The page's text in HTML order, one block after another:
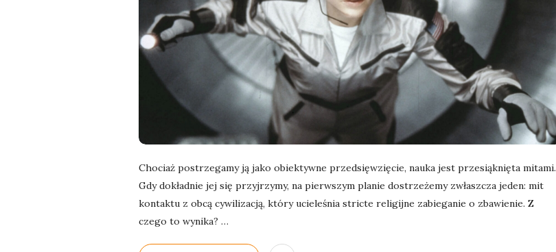
e
k
r
y
Chociaż postrzegamy ją jako obiektywne przedsięwzięcie, nauka jest przesiąknięta mitami.
Gdy dokładnie jej się przyjrzymy, na pierwszym planie dostrzeżemy zwłaszcza jeden: mit
kontaktu z obcą cywilizacją, który ucieleśnia stricte religijne zabieganie o zbawienie. Z
czego to wynika? …